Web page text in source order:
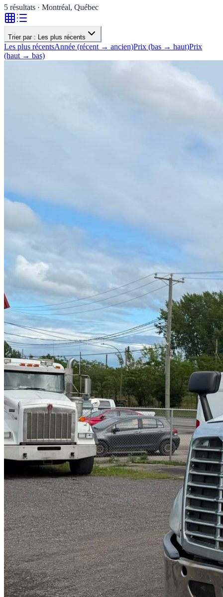
5 résultats · Montréal, Québec
Trier par : Les plus récents
Les plus récentsAnnée (récent → ancien)Prix (bas → haut)Prix
(haut → bas)